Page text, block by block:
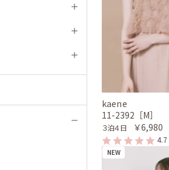
kaene
11-2392［M］
３泊４日 ￥6,980
4.7
NEW